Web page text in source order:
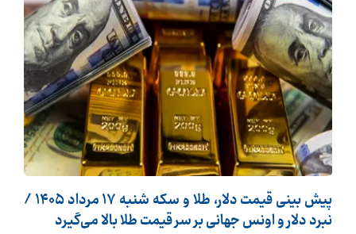
پیش ‌بینی قیمت دلار، طلا و سکه شنبه ۱۷ مرداد ۱۴۰۵ /
نبرد دلار و اونس جهانی بر سر قیمت طلا بالا می‌گیرد